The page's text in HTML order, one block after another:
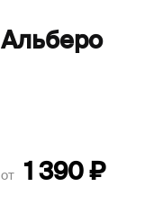
Альберо
от 1 390₽